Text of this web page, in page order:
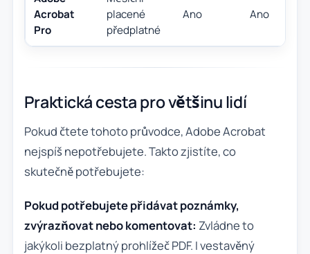
Acrobat
Pro
placené
předplatné
Ano Ano
Praktická cesta pro většinu lidí
Pokud čtete tohoto průvodce, Adobe Acrobat
nejspíš nepotřebujete. Takto zjistíte, co
skutečně potřebujete:
Pokud potřebujete přidávat poznámky,
zvýrazňovat nebo komentovat: Zvládne to
jakýkoli bezplatný prohlížeč PDF. I vestavěný